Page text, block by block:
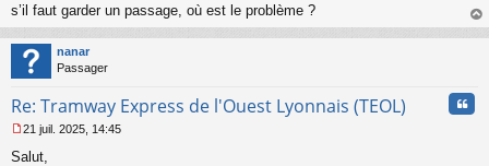
s’il faut garder un passage, où est le problème ?
au
nanar
Passager
Re: Tramway Express de l'Ouest Lyonnais (TEOL)
e
21 juil. 2025, 14:45
Salut,